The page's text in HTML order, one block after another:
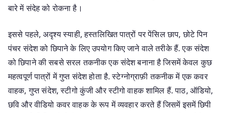
बारे में संदेह को रोकना है।
इससे पहले, अदृश्य स्याही, हस्तलिखित पात्रों पर पेंसिल छाप, छोटे पिन
पंचर संदेश को छिपाने के लिए उपयोग किए जाने वाले तरीके हैं. एक संदेश
को छिपाने की सबसे सरल तकनीक एक संदेश बनाना है जिसमें केवल कुछ
महत्वपूर्ण पात्रों में गुप्त संदेश होता है. स्टेग्नोग्राफ़ी तकनीक में एक कवर
वाहक, गुप्त संदेश, स्टीगो कुंजी और स्टीगो वाहक शामिल हैं. पाठ, ऑडियो,
छवि और वीडियो कवर वाहक के रूप में व्यवहार करते हैं जिसमें इसमें छिपी